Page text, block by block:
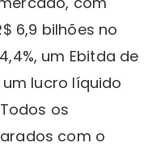
6,9 bilhões no
um Ebitda de
um lucro líquido
os
com o